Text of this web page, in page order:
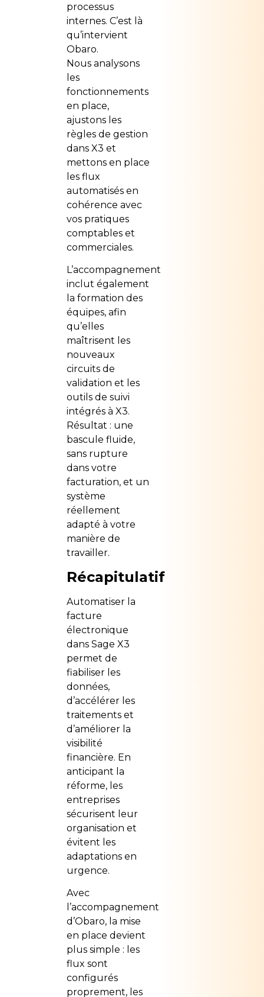
processus
internes. C’est là
qu’intervient
Obaro.
Nous analysons
les
fonctionnements
en place,
ajustons les
règles de gestion
dans X3 et
mettons en place
les flux
automatisés en
cohérence avec
vos pratiques
comptables et
commerciales.
L’accompagnement
inclut également
la formation des
équipes, afin
qu’elles
maîtrisent les
nouveaux
circuits de
validation et les
outils de suivi
intégrés à X3.
Résultat : une
bascule fluide,
sans rupture
dans votre
facturation, et un
système
réellement
adapté à votre
manière de
travailler.
Récapitulatif
Automatiser la
facture
électronique
dans Sage X3
permet de
fiabiliser les
données,
d’accélérer les
traitements et
d’améliorer la
visibilité
financière. En
anticipant la
réforme, les
entreprises
sécurisent leur
organisation et
évitent les
adaptations en
urgence.
Avec
l’accompagnement
d’Obaro, la mise
en place devient
plus simple : les
flux sont
configurés
proprement, les